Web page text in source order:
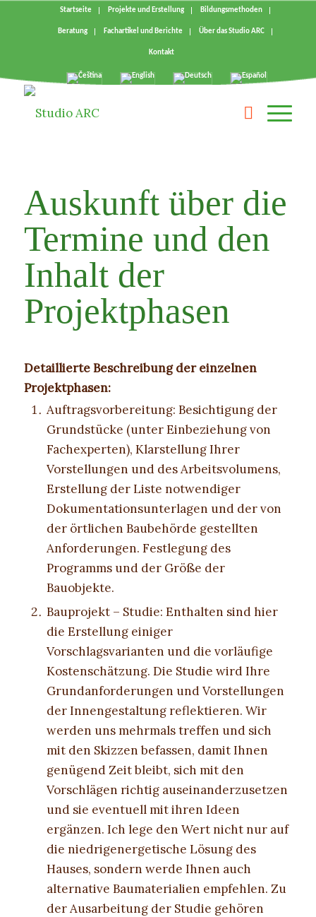
Startseite Projekte und Erstellung Bildungsmethoden
Beratung Fachartikel und Berichte Über das Studio ARC
Kontakt
Auskunft über die
Termine und den
Inhalt der
Projektphasen
Detaillierte Beschreibung der einzelnen
Projektphasen:
Auftragsvorbereitung: Besichtigung der
Grundstücke (unter Einbeziehung von
Fachexperten), Klarstellung Ihrer
Vorstellungen und des Arbeitsvolumens,
Erstellung der Liste notwendiger
Dokumentationsunterlagen und der von
der örtlichen Baubehörde gestellten
Anforderungen. Festlegung des
Programms und der Größe der
Bauobjekte.
Bauprojekt – Studie: Enthalten sind hier
die Erstellung einiger
Vorschlagsvarianten und die vorläufige
Kostenschätzung. Die Studie wird Ihre
Grundanforderungen und Vorstellungen
der Innengestaltung reflektieren. Wir
werden uns mehrmals treffen und sich
mit den Skizzen befassen, damit Ihnen
genügend Zeit bleibt, sich mit den
Vorschlägen richtig auseinanderzusetzen
und sie eventuell mit ihren Ideen
ergänzen. Ich lege den Wert nicht nur auf
die niedrigenergetische Lösung des
Hauses, sondern werde Ihnen auch
alternative Baumaterialien empfehlen. Zu
der Ausarbeitung der Studie gehören